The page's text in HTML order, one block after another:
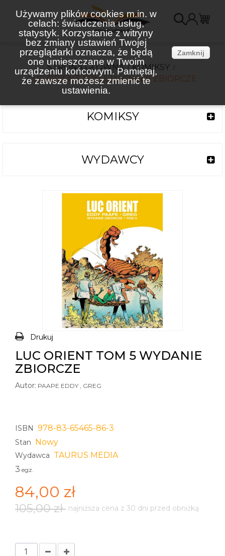
Używamy plików cookies m.in. w
celach: świadczenia usług,
statystyk. Korzystanie z witryny
bez zmiany ustawień Twojej
przeglądarki oznacza, że będą
one umieszczane w Twoim
urządzeniu końcowym. Pamiętaj,
że zawsze możesz zmienić te
ustawienia.
Zamknij
STRONA GŁÓWNA
KOMIKSY
LUC ORIENT TOM 5 WYDANIE ZBIORCZE
KOMIKSY
WYDAWCY
Drukuj
LUC ORIENT TOM 5 WYDANIE
ZBIORCZE
Autor: PAAPE EDDY , GREG
ISBN 978-83-65465-86-3
Stan Nowy
Wydawca TAURUS MEDIA
3 egz.
84,00 zł
105,00 zł najniższa cena z 30 dni przed obniżką